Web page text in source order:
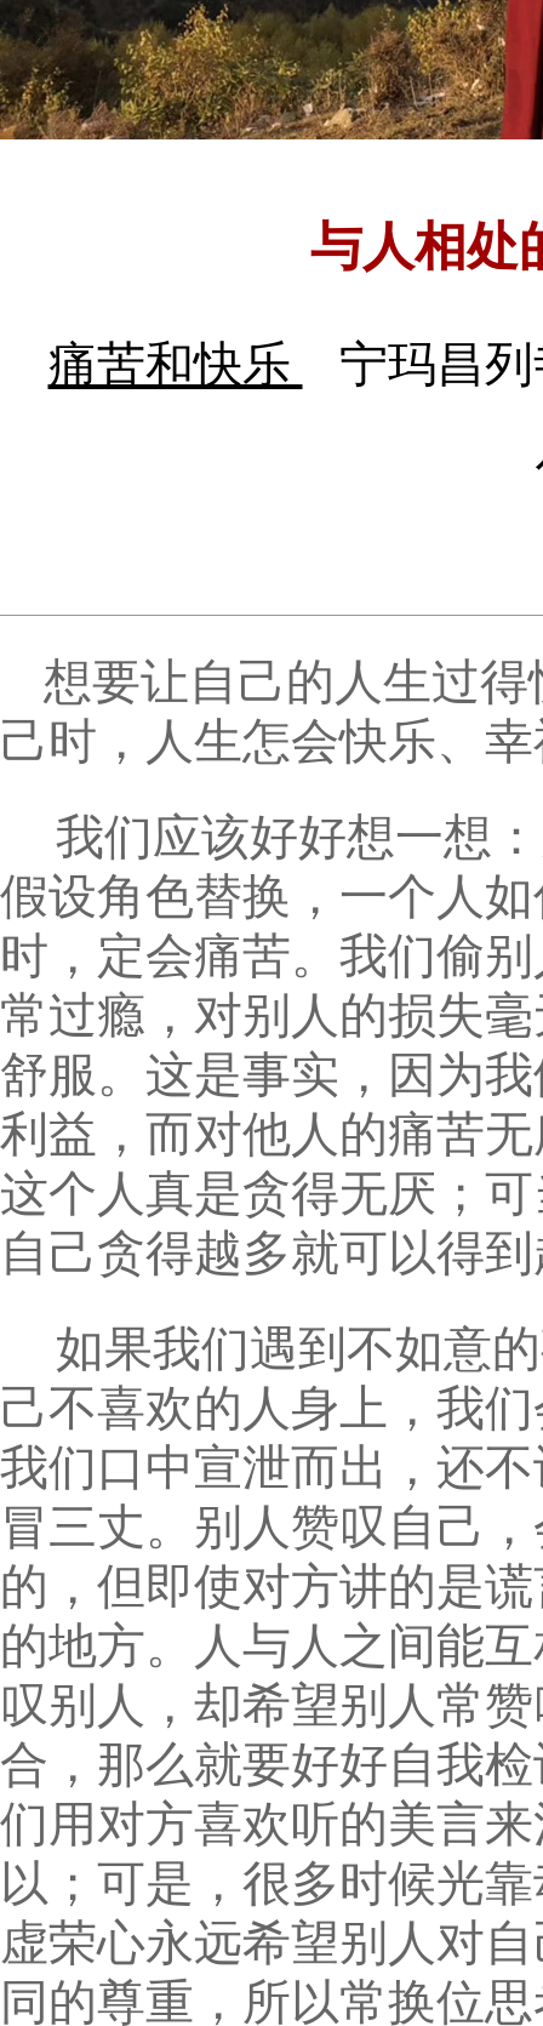
与人相
痛苦和快乐
宁玛昌
想要让自己的人生过
己时，人生怎会快乐、
我们应该好好想一想
假设角色替换，一个人
时，定会痛苦。我们偷
常过瘾，对别人的损失
舒服。这是事实，因为
利益，而对他人的痛苦
这个人真是贪得无厌；
自己贪得越多就可以得
如果我们遇到不如意
己不喜欢的人身上，我
我们口中宣泄而出，还
冒三丈。别人赞叹自己
的，但即使对方讲的是
的地方。人与人之间能
叹别人，却希望别人常
合，那么就要好好自我
们用对方喜欢听的美言
以；可是，很多时候光
虚荣心永远希望别人对
同的尊重，所以常换位